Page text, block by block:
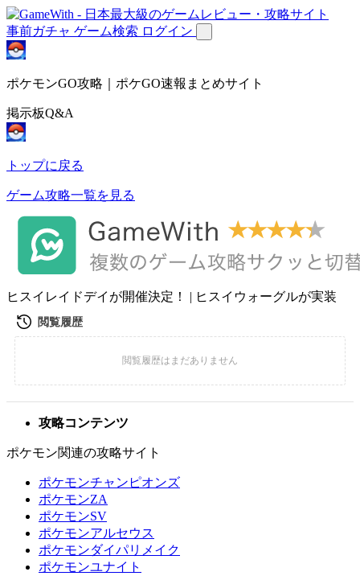
事前ガチャ ゲーム検索 ログイン
ポケモンGO攻略｜ポケGO速報まとめサイト
掲示板Q&A
トップに戻る
ゲーム攻略一覧を見る
ヒスイレイドデイが開催決定！ | ヒスイウォーグルが実装
攻略コンテンツ
ポケモン関連の攻略サイト
ポケモンチャンピオンズ
ポケモンZA
ポケモンSV
ポケモンアルセウス
ポケモンダイパリメイク
ポケモンユナイト